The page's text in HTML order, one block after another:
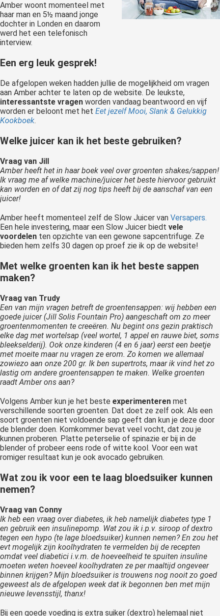
Amber woont momenteel met
haar man en 5½ maand jonge
dochter in Londen en daarom
werd het een telefonisch
interview.
Een erg leuk gesprek!
De afgelopen weken hadden jullie de mogelijkheid om vragen
aan Amber achter te laten op de website. De leukste,
interessantste vragen worden vandaag beantwoord en vijf
worden er beloont met het Eet jezelf Mooi, Slank & Gelukkig
Kookboek.
Welke juicer kan ik het beste gebruiken?
Vraag van Jill
Amber heeft het in haar boek veel over groenten shakes/sappen!
Ik vraag me af welke machine/juicer het beste hiervoor gebruikt
kan worden en of dat zij nog tips heeft bij de aanschaf van een
juicer!
Amber heeft momenteel zelf de Slow Juicer van Versapers.
Een hele investering, maar een Slow Juicer biedt vele
voordelen ten opzichte van een gewone sapcentrifuge. Ze
bieden hem zelfs 30 dagen op proef zie ik op de website!
Met welke groenten kan ik het beste sappen
maken?
Vraag van Trudy
Een van mijn vragen betreft de groentensappen: wij hebben een
goede juicer (Jill Solis Fountain Pro) aangeschaft om zo meer
groentenmomenten te creeëren. Nu begint ons gezin praktisch
elke dag met wortelsap (veel wortel, 1 appel en rauwe biet, soms
bleekselderij). Ook onze kinderen (4 en 6 jaar) eerst een beetje
met moeite maar nu vragen ze erom. Zo komen we allemaal
zowiezo aan onze 200 gr. Ik ben supertrots, maar ik vind het zo
lastig om andere groentensappen te maken. Welke groenten
raadt Amber ons aan?
Volgens Amber kun je het beste experimenteren met
verschillende soorten groenten. Dat doet ze zelf ook. Als een
soort groenten niet voldoende sap geeft dan kun je deze door
de blender doen. Komkommer bevat veel vocht, dat zou je
kunnen proberen. Platte peterselie of spinazie er bij in de
blender of probeer eens rode of witte kool. Voor een wat
romiger resultaat kun je ook avocado gebruiken.
Wat zou ik voor een te laag bloedsuiker kunnen
nemen?
Vraag van Conny
Ik heb een vraag over diabetes, ik heb namelijk diabetes type 1
en gebruik een insulinepomp. Wat zou ik i.p.v. siroop of dextro
tegen een hypo (te lage bloedsuiker) kunnen nemen?En zou het
evt mogelijk zijn koolhydraten te vermelden bij de recepten
omdat veel diabetici i.v.m. de hoeveelheid te spuiten insuline
moeten weten hoeveel koolhydraten ze per maaltijd ongeveer
binnen krijgen?Mijn bloedsuiker is trouwens nog nooit zo goed
geweest als de afgelopen week dat ik begonnen ben met mijn
nieuwe levensstijl, thanx!
Bij een goede voeding is extra suiker (dextro) helemaal niet